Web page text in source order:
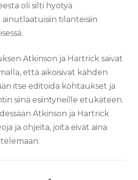
oli silti hyötyä
ainutlaatuisiin tilanteisiin
Atkinson ja Hartrick saivat
että aikoisivat kahden
itse editoida kohtaukset ja
siinä esiintyneille etukäteen.
Atkinson ja Hartrick
ja ohjeita, joita eivät aina